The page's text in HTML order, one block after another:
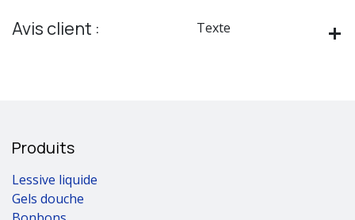
Avis client : Texte
Produits
Lessive liquide
Gels douche